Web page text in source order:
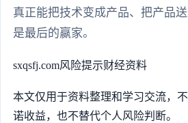
真正能把技术变成产品、把产品
是最后的赢家。
sxqsfj.com风险提示财经资料
本文仅用于资料整理和学习交流，
诺收益，也不替代个人风险判断。